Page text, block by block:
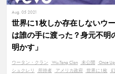
Aug. 05 2021
世界に1枚しか存在しないウ
は誰の手に渡った？身元不
明かす」
ウータン・クラン Wu-Tang Clan 未公開 Once
シュクレリ
所持者 アメリカ政府 世界に1枚 幻